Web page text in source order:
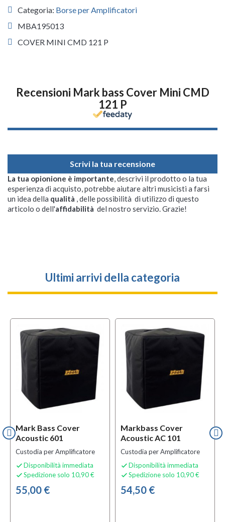
Categoria: Borse per Amplificatori
MBA195013
COVER MINI CMD 121 P
Recensioni Mark bass Cover Mini CMD
121 P
Scrivi la tua recensione
La tua opionione è importante, descrivi il prodotto o la tua
esperienza di acquisto, potrebbe aiutare altri musicisti a farsi
un idea della qualità , delle possibilità di utilizzo di questo
articolo o dell'affidabilità del nostro servizio. Grazie!
Ultimi arrivi della categoria
Mark Bass Cover
Acoustic 601
Custodia per Amplificatore
 Disponibilità immediata
 Spedizione solo 10,90 €
55,00 €
Markbass Cover
Acoustic AC 101
Custodia per Amplificatore
 Disponibilità immediata
 Spedizione solo 10,90 €
54,50 €